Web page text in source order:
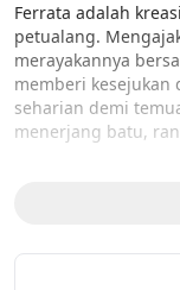
Ferrata adalah
petualang.
merayakannya
memberi kesejukan
seharian demi
menerjang batu,
nya bersama.